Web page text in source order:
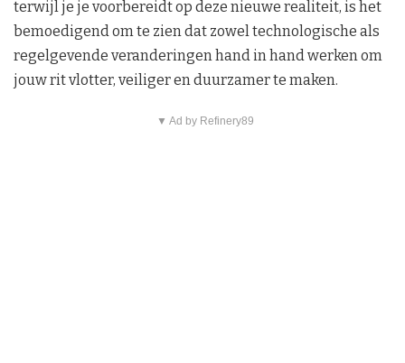
terwijl je je voorbereidt op deze nieuwe realiteit, is het
bemoedigend om te zien dat zowel technologische als
regelgevende veranderingen hand in hand werken om
jouw rit vlotter, veiliger en duurzamer te maken.
▼ Ad by Refinery89